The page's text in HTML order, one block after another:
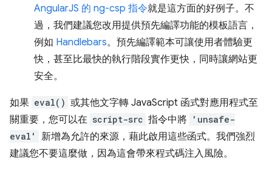
AngularJS 的 ng-csp 指令就是這方面的好例子。不
過，我們建議您改用提供預先編譯功能的模板語言，
例如 Handlebars。預先編譯範本可讓使用者體驗更
快，甚至比最快的執行階段實作更快，同時讓網站更
安全。
如果 eval() 或其他文字轉 JavaScript 函式對應用程式至
關重要，您可以在 script-src 指令中將 'unsafe-
eval'
新增為允許的來源，藉此啟用這些函式。我們強烈
建議您不要這麼做，因為這會帶來程式碼注入風險。